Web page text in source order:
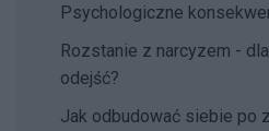
Psychologiczne
Rozstanie z narcyzem -
odejść?
Jak odbudować siebie po